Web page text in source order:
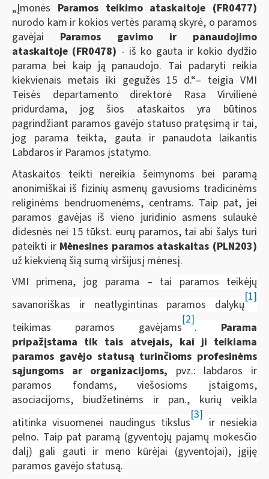
„Įmonės Paramos teikimo ataskaitoje (FR0477)
nurodo kam ir kokios vertės paramą skyrė, o paramos
gavėjai Paramos gavimo ir panaudojimo
ataskaitoje (FR0478) - iš ko gauta ir kokio dydžio
parama bei kaip ją panaudojo. Tai padaryti reikia
kiekvienais metais iki gegužės 15 d.“– teigia VMI
Teisės departamento direktorė Rasa Virvilienė
pridurdama, jog šios ataskaitos yra būtinos
pagrindžiant paramos gavėjo statuso pratęsimą ir tai,
jog parama teikta, gauta ir panaudota laikantis
Labdaros ir Paramos įstatymo.
Ataskaitos teikti nereikia šeimynoms bei paramą
anonimiškai iš fizinių asmenų gavusioms tradicinėms
religinėms bendruomenėms, centrams. Taip pat, jei
paramos gavėjas iš vieno juridinio asmens sulaukė
didesnės nei 15 tūkst. eurų paramos, tai abi šalys turi
pateikti ir Mėnesines paramos ataskaitas (PLN203)
už kiekvieną šią sumą viršijusį mėnesį.
VMI primena, jog parama – tai paramos teikėjų
savanoriškas ir neatlygintinas paramos dalykų
[1]
teikimas paramos gavėjams
[2]
. Parama
pripažįstama tik tais atvejais, kai ji teikiama
paramos gavėjo statusą turinčioms profesinėms
sąjungoms ar organizacijoms, pvz.: labdaros ir
paramos fondams, viešosioms įstaigoms,
asociacijoms, biudžetinėms ir pan., kurių veikla
atitinka visuomenei naudingus tikslus
[3]
ir nesiekia
pelno. Taip pat paramą (gyventojų pajamų mokesčio
dalį) gali gauti ir meno kūrėjai (gyventojai), įgiję
paramos gavėjo statusą.